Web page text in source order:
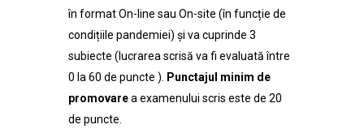
în format On-line sau On-site (în funcție de
condițiile pandemiei) şi va cuprinde 3
subiecte (lucrarea scrisă va fi evaluată între
0 la 60 de puncte ).
Punctajul minim de
promovarea examenului scris este de 20
de puncte.